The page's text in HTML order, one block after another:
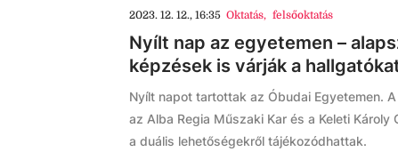
2023. 12. 12., 16:35 Oktatás, felsőoktatás
Nyílt nap az egyetemen –
képzések is várják a
Nyílt napot tartottak az Óbudai Egyetemen.
az Alba Regia Műszaki Kar és a Keleti
a duális lehetőségekről tájékozódhattak.